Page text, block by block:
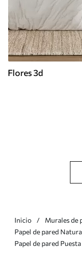
Flores 3d
Inicio
Murales de
Papel de pared
Papel de pared